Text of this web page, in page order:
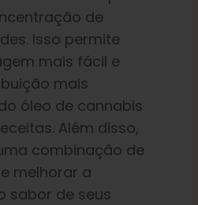
de
Isso permite
mais fácil e
mais
óleo de cannabis
Além disso,
combinação de
melhorar a
sabor de seus